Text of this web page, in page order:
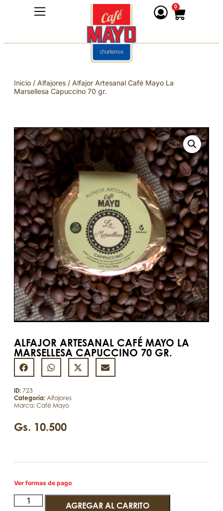
0
Inicio / Alfajores / Alfajor Artesanal Café Mayo La
Marsellesa Capuccino 70 gr.
ALFAJOR ARTESANAL CAFÉ MAYO LA
MARSELLESA CAPUCCINO 70 GR.
ID: 723
Categoría: Alfajores
Marca: Café Mayo
Gs. 10.500
Ver formas de pago
AGREGAR AL CARRITO